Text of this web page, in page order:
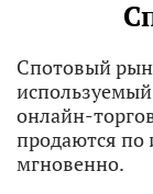
Спотовый
онлайн-
продаются по
мгновенно.